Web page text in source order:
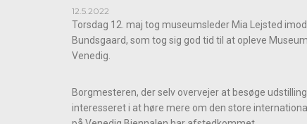
12.5.2022
Torsdag 12. maj tog museumsleder Mia Lejsted
Bundsgaard, som tog sig god tid til at opleve
Venedig.
Borgmesteren, der selv overvejer at besøge
interesseret i at høre mere om den store